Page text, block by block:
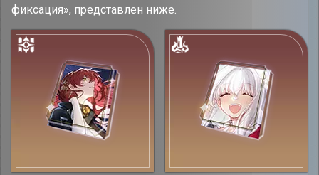
фиксация», представлен ниже.